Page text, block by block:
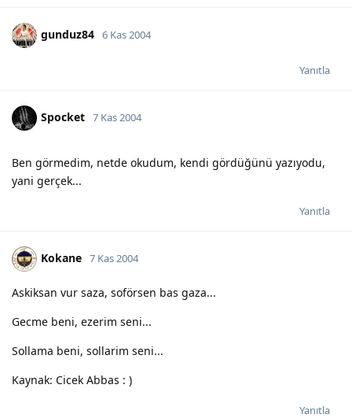
gunduz84 6 Kas 2004
Yanıtla
Spocket 7 Kas 2004
Ben görmedim, netde okudum, kendi gördüğünü yazıyodu,
yani gerçek...
Yanıtla
Kokane 7 Kas 2004
Askiksan vur saza, soförsen bas gaza...
Gecme beni, ezerim seni...
Sollama beni, sollarim seni...
Kaynak: Cicek Abbas : )
Yanıtla